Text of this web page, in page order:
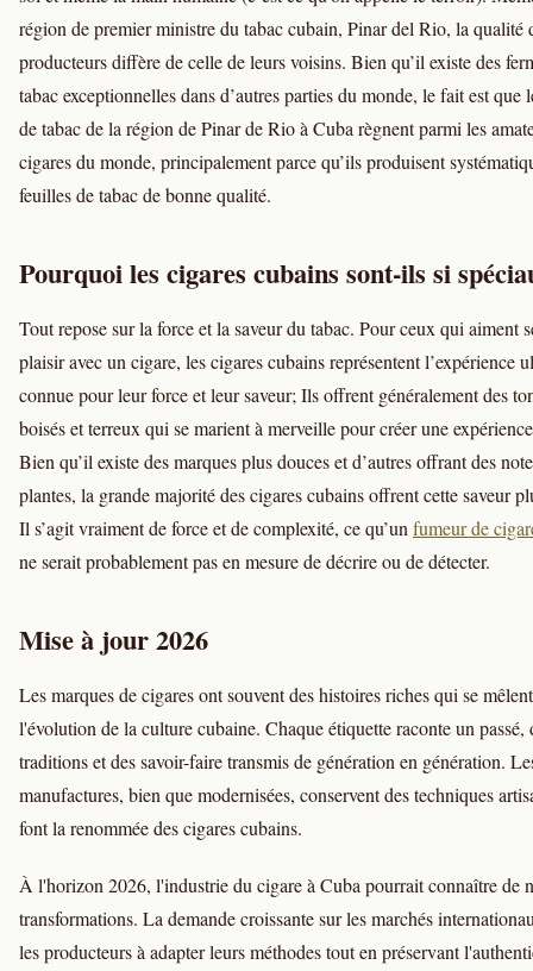
région de premier ministre du tabac cubain, Pinar del Rio, la qualité
producteurs diffère de celle de leurs voisins. Bien qu’il existe des
tabac exceptionnelles dans d’autres parties du monde, le fait est que
de tabac de la région de Pinar de Rio à Cuba règnent parmi les
cigares du monde, principalement parce qu’ils produisent
feuilles de tabac de bonne qualité.
Pourquoi les cigares cubains sont-ils si
Tout repose sur la force et la saveur du tabac. Pour ceux qui aiment
plaisir avec un cigare, les cigares cubains représentent l’expérience
connue pour leur force et leur saveur; Ils offrent généralement des
boisés et terreux qui se marient à merveille pour créer une
Bien qu’il existe des marques plus douces et d’autres offrant des
plantes, la grande majorité des cigares cubains offrent cette saveur
Il s’agit vraiment de force et de complexité, ce qu’un fumeur de
ne serait probablement pas en mesure de décrire ou de détecter.
Mise à jour 2026
Les marques de cigares ont souvent des histoires riches qui se
l'évolution de la culture cubaine. Chaque étiquette raconte un passé,
traditions et des savoir-faire transmis de génération en génération.
manufactures, bien que modernisées, conservent des techniques
font la renommée des cigares cubains.
À l'horizon 2026, l'industrie du cigare à Cuba pourrait connaître de
transformations. La demande croissante sur les marchés
les producteurs à adapter leurs méthodes tout en préservant